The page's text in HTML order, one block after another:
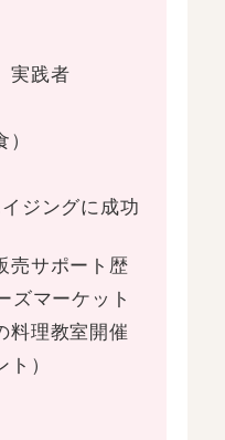
実践者
ジングに成功
売サポート歴
ズマーケット
料理教室開催
）